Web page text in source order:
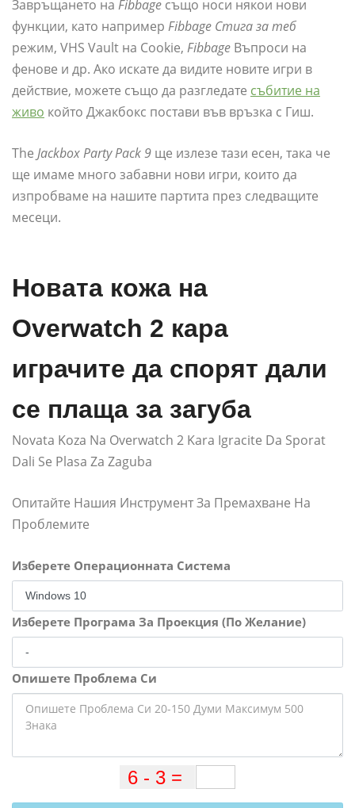
Завръщането на Fibbage също носи някои нови
функции, като например Fibbage Стига за теб
режим, VHS Vault на Cookie, Fibbage Въпроси на
фенове и др. Ако искате да видите новите игри в
действие, можете също да разгледате събитие на
живо който Джакбокс постави във връзка с Гиш.
The Jackbox Party Pack 9 ще излезе тази есен, така че
ще имаме много забавни нови игри, които да
изпробваме на нашите партита през следващите
месеци.
Новата кожа на
Overwatch 2 кара
играчите да спорят дали
се плаща за загуба
Novata Koza Na Overwatch 2 Kara Igracite Da Sporat
Dali Se Plasa Za Zaguba
Опитайте Нашия Инструмент За Премахване На
Проблемите
Изберете Операционната Система
Изберете Програма За Проекция (По Желание)
Опишете Проблема Си